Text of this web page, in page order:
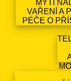
MYTÍ
VAŘENÍ A
PÉČE O